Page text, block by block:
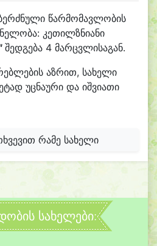
წარმომავლობის
კეთილზნიანი
შედგება 4 მარცვლისაგან.
აზრით, სახელი
უცნაური და იშვიათი
რამე სახელი
სახელები: